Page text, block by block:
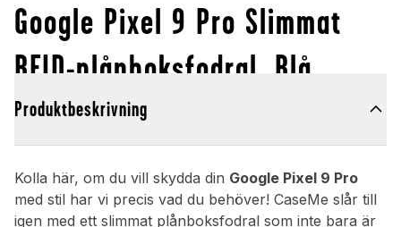
Google Pixel 9 Pro Slimmat
RFID-plånboksfodral, Blå
Produktbeskrivning
Kolla här, om du vill skydda din Google Pixel 9 Pro
med stil har vi precis vad du behöver! CaseMe slår till
igen med ett slimmat plånboksfodral som inte bara är